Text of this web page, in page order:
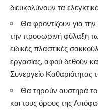
διευκολύνουν τα
Θα φροντίζουν για την
την προσωρινή φύλαξη
ειδικές πλαστικές
εργασίας, αφού δεθούν
Συνεργείο Καθαριότητας
Θα τηρούν αυστηρά το
και τους όρους της